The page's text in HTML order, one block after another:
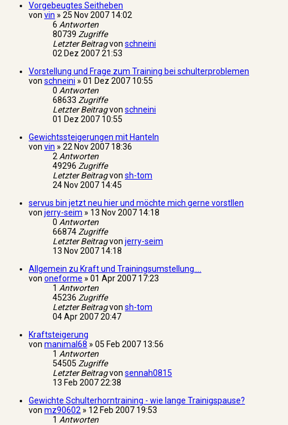
Vorgebeugtes Seitheben
von vin » 25 Nov 2007 14:02
6 Antworten
80739 Zugriffe
Letzter Beitragvon schneini
02 Dez 2007 21:53
Vorstellung und Frage zum Training bei schulterproblemen
von schneini » 01 Dez 2007 10:55
0 Antworten
68633 Zugriffe
Letzter Beitragvon schneini
01 Dez 2007 10:55
Gewichtssteigerungen mit Hanteln
von vin » 22 Nov 2007 18:36
2Antworten
49296 Zugriffe
Letzter Beitragvon sh-tom
24 Nov 2007 14:45
servus bin jetzt neu hier und möchte mich gerne vorstllen
von jerry-seim » 13 Nov 2007 14:18
0 Antworten
66874Zugriffe
Letzter Beitragvon jerry-seim
13 Nov 2007 14:18
Allgemein zu Kraft und Trainingsumstellung....
von oneforme » 01 Apr 2007 17:23
1 Antworten
45236 Zugriffe
Letzter Beitragvon sh-tom
04 Apr 2007 20:47
Kraftsteigerung
von manimal68 » 05 Feb 2007 13:56
1 Antworten
54505 Zugriffe
Letzter Beitragvon sennah0815
13 Feb 2007 22:38
Gewichte Schulterhorntraining - wie lange Trainigspause?
von mz90602 » 12 Feb 2007 19:53
1 Antworten